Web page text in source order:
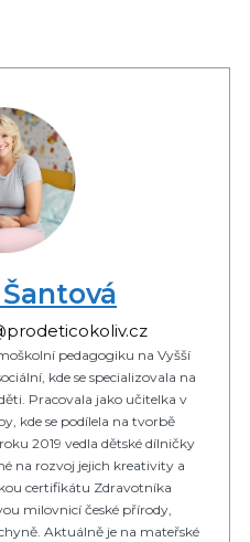
pedagogiku na Vyšší
kde se specializovala na
Pracovala jako učitelka v
kde se podílela na tvorbě
2019 vedla dětské dílničky
na rozvoj jejich kreativity a
certifikátu Zdravotníka
milovnicí české přírody,
Aktuálně je na mateřské